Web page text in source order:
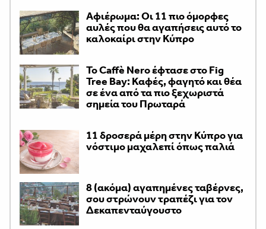
Αφιέρωμα: Οι 11 πιο όμορφες
αυλές που θα αγαπήσεις αυτό το
καλοκαίρι στην Κύπρο
Το Caffè Nero έφτασε στο Fig
Tree Bay: Καφές, φαγητό και θέα
σε ένα από τα πιο ξεχωριστά
σημεία του Πρωταρά
11 δροσερά μέρη στην Κύπρο για
νόστιμο μαχαλεπί όπως παλιά
8 (ακόμα) αγαπημένες ταβέρνες,
σου στρώνουν τραπέζι για τον
Δεκαπενταύγουστο